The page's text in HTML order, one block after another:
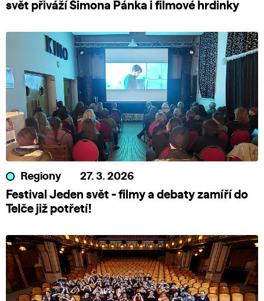
svět přiváží Šimona Pánka i filmové hrdinky
Regiony 27. 3. 2026
Festival Jeden svět - filmy a debaty zamíří do
Telče již potřetí!